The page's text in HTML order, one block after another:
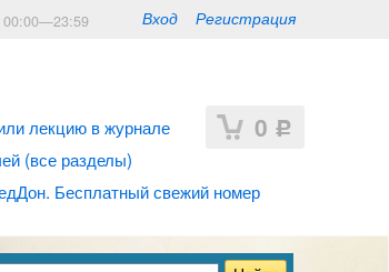
Вход Регистрация
0 Р
лекцию в журнале
(все разделы)
Бесплатный свежий номер